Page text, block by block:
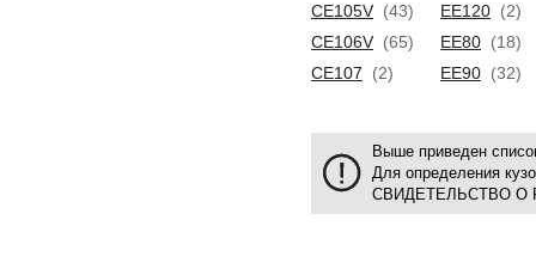
CE105V (43) EE120 (2)
CE106V (65) EE80 (18)
CE107
(2) EE90 (32)
Выше приведен
Для определения
СВИДЕТЕЛЬСТВО О